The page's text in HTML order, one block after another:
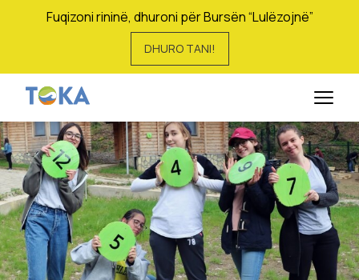
Fuqizoni rininë, dhuroni për Bursën “Lulëzojnë”
DHURO TANI!